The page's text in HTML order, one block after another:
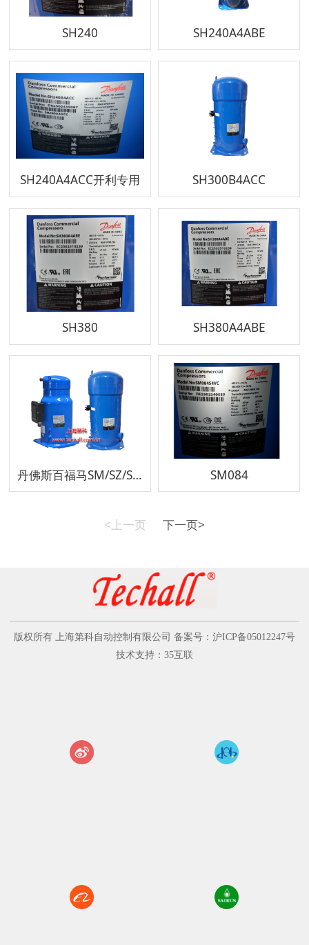
SH240 SH240A4ABE
SH240A4ACC开利专用 SH300B4ACC
SH380 SH380A4ABE
丹佛斯百福马SM/SZ/SY/SH系列涡旋压缩机 SM084
<上一页 下一页>
版权所有 上海第科自动控制有限公司 备案号：沪ICP备05012247号
技术支持：35互联